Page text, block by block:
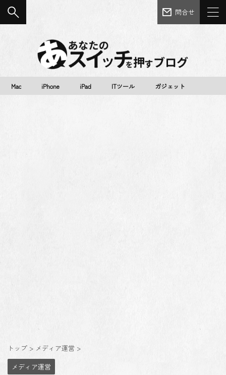
問合せ
Mac iPhone iPad ITツール ガジェット
トップ > メディア運営 >
メディア運営